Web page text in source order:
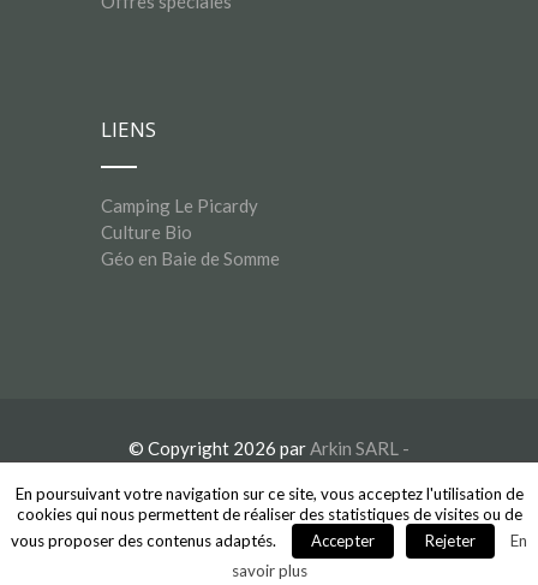
LIENS
Camping Le Picardy
Culture Bio
Géo en Baie de Somme
© Copyright 2026 parArkin SARL -
En poursuivant votre navigation sur ce site, vous acceptez l'utilisation de
cookies qui nous permettent de réaliser des statistiques de visites ou de
vous proposer des contenus adaptés.
Accepter Rejeter
En
savoir plus